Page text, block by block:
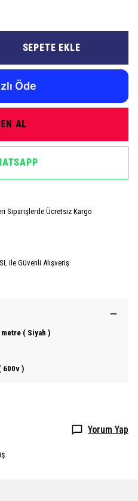
SEPETE EKLE
AL
Siparişlerde Ücretsiz Kargo
ile Güvenli Alışveriş
metre ( Siyah )
600v )
Yorum Yap